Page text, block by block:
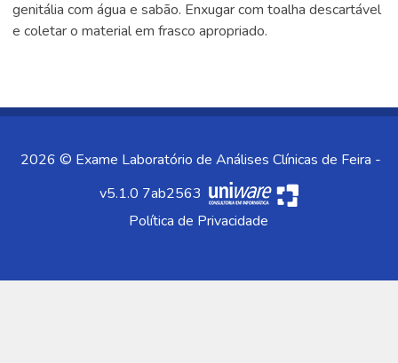
genitália com água e sabão. Enxugar com toalha descartável
e coletar o material em frasco apropriado.
2026 © Exame Laboratório de Análises Clínicas de Feira -
v5.1.0 7ab2563
Política de Privacidade